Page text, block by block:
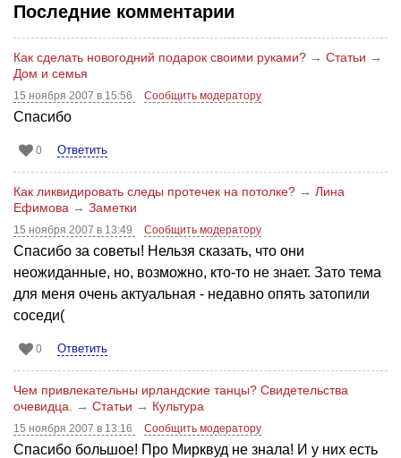
Последние комментарии
Как сделать новогодний подарок своими руками? → Статьи →
Дом и семья
15 ноября 2007 в 15:56 Сообщить модератору
Спасибо
0 Ответить
Как ликвидировать следы протечек на потолке? → Лина
Ефимова → Заметки
15 ноября 2007 в 13:49 Сообщить модератору
Спасибо за советы! Нельзя сказать, что они
неожиданные, но, возможно, кто-то не знает. Зато тема
для меня очень актуальная - недавно опять затопили
соседи(
0 Ответить
Чем привлекательны ирландские танцы? Свидетельства
очевидца.
→ Статьи → Культура
15 ноября 2007 в 13:16 Сообщить модератору
Спасибо большое! Про Мирквуд не знала! И у них есть